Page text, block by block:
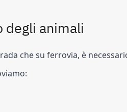
degli animali
che su ferrovia, è